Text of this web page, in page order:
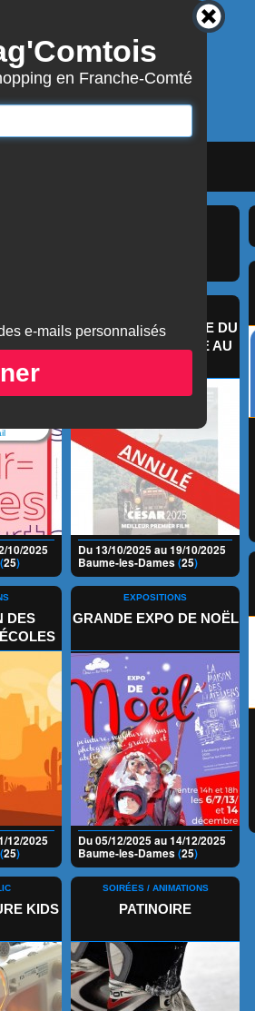
3942Actualités
7870 Structures
10/2025
(25)
ANNULÉE : SEMAINE DU
COMICE AGRICOLE AU
Du 13/10/2025 au 19/10/2025
Baume-les-Dames(25)
DES
12/2025
(25)
EXPOSITIONS
GRANDE EXPO DE NOËL
Du 05/12/2025 au 14/12/2025
Baume-les-Dames(25)
KIDS
SOIRÉES / ANIMATIONS
PATINOIRE
en Franche-Comté
e-mails personnalisés